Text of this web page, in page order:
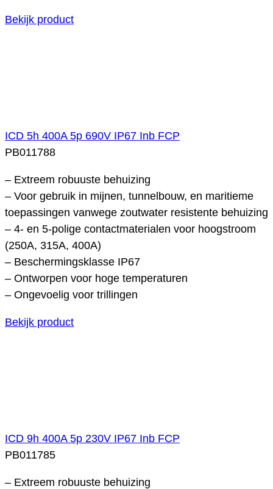
Bekijk product
ICD 5h 400A 5p 690V IP67 Inb FCP
PB011788
– Extreem robuuste behuizing
– Voor gebruik in mijnen, tunnelbouw, en maritieme
toepassingen vanwege zoutwater resistente behuizing
– 4- en 5-polige contactmaterialen voor hoogstroom
(250A, 315A, 400A)
– Beschermingsklasse IP67
– Ontworpen voor hoge temperaturen
– Ongevoelig voor trillingen
Bekijk product
ICD 9h 400A 5p 230V IP67 Inb FCP
PB011785
– Extreem robuuste behuizing